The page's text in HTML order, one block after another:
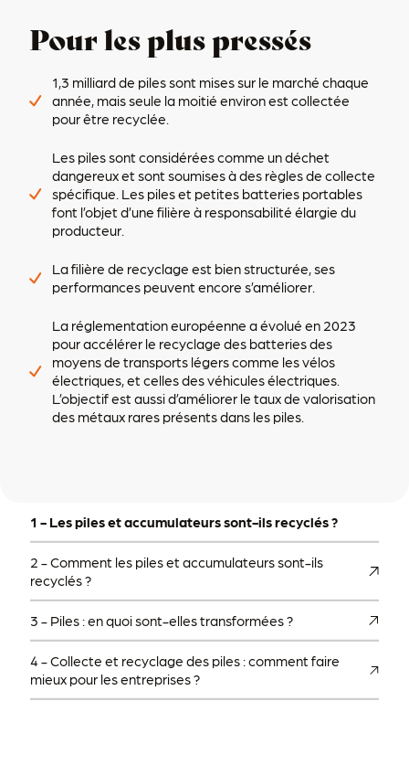
Pour les plus pressés
1,3 milliard de piles sont mises sur le marché chaque
année, mais seule la moitié environ est collectée
pour être recyclée.
Les piles sont considérées comme un déchet
dangereux et sont soumises à des règles de collecte
spécifique. Les piles et petites batteries portables
font l’objet d’une filière à responsabilité élargie du
producteur.
La filière de recyclage est bien structurée, ses
performances peuvent encore s’améliorer.
La réglementation européenne a évolué en 2023
pour accélérer le recyclage des batteries des
moyens de transports légers comme les vélos
électriques, et celles des véhicules électriques.
L’objectif est aussi d’améliorer le taux de valorisation
des métaux rares présents dans les piles.
1 - Les piles et accumulateurs sont-ils recyclés ?
2 -Comment les piles et accumulateurs sont-ils
recyclés ?
3 - Piles : en quoi sont-elles transformées ?
4 -Collecte et recyclage des piles : comment faire
mieux pour les entreprises ?